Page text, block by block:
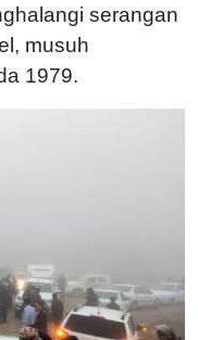
serangan
musuh
1979.